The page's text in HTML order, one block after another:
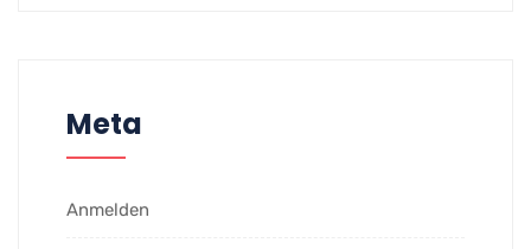
Meta
Anmelden